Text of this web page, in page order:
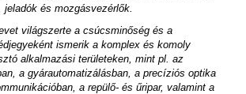
jeladók és mozgásvezérlők.
világszerte a csúcsminőség és a
ismerik a komplex és komoly
alkalmazási területeken, mint pl. az
a gyárautomatizálásban, a precíziós optika
a repülő- és űripar, valamint a